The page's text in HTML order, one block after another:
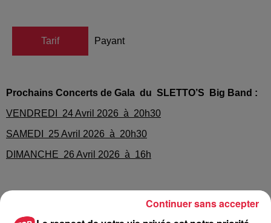
Tarif Payant
Prochains Concerts de Gala du SLETTO’S Big Band :
VENDREDI 24 Avril 2026 à 20h30
SAMEDI 25 Avril 2026 à 20h30
DIMANCHE 26 Avril 2026 à 16h
à l'Espace des Tisserands - 67730 Châtenois (près de
Continuer sans accepter